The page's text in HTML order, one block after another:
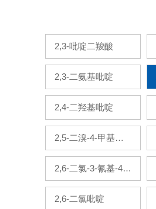
2,3-吡啶二羧酸
2,3-二氨基吡啶
2,4-二羟基吡啶
2,5-二溴-4-甲基吡
2,6-二氯-3-氰基-4-
2,6-二氯吡啶